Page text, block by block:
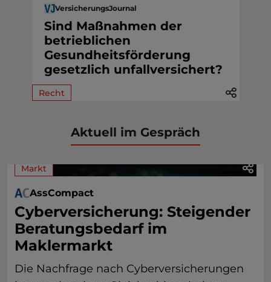
VersicherungsJournal
Sind Maßnahmen der
betrieblichen
Gesundheitsförderung
gesetzlich unfallversichert?
Recht
Aktuell im Gespräch
Markt
AssCompact
Cyberversicherung: Steigender
Beratungsbedarf im
Maklermarkt
Die Nachfrage nach Cyberversicherungen